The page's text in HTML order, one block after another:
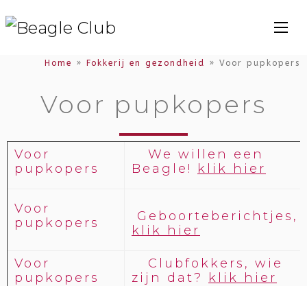
Home » Fokkerij en gezondheid » Voor pupkopers
Voor pupkopers
Voor
pupkopers
We willen een
Beagle!
klik hier
Voor
pupkopers
Geboorteberichtjes,
klik hier
Voor
pupkopers
Clubfokkers, wie
zijn dat?
klik hier